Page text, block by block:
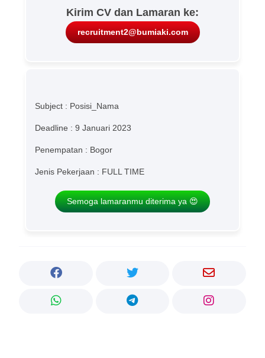
Kirim CV dan Lamaran ke:
recruitment2@bumiaki.com
Subject : Posisi_Nama
Deadline : 9 Januari 2023
Penempatan : Bogor
Jenis Pekerjaan : FULL TIME
Semoga lamaranmu diterima ya 😍